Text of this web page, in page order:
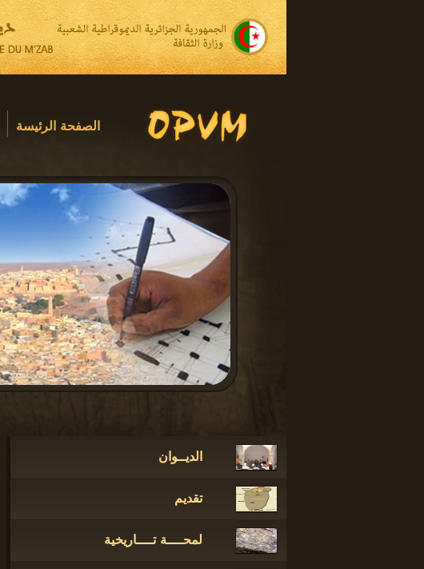
الصفحة الرئيسة
الديــوان
تقديم
لمحــــة تــــاريخية